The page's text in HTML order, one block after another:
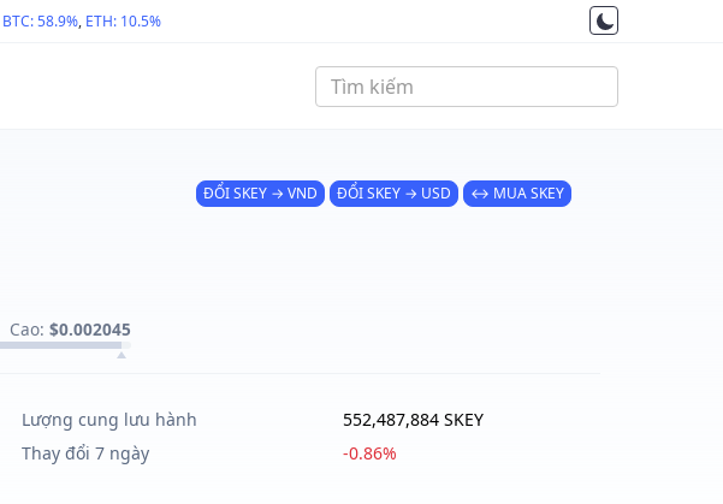
BTC: 58.9%, ETH: 10.5%
Cao: $0.002045
ĐỔI SKEY → VND ĐỔI SKEY → USD ↔ MUA SKEY
Lượng cung lưu hành
552,487,884 SKEY
Thay đổi 7 ngày -0.86%